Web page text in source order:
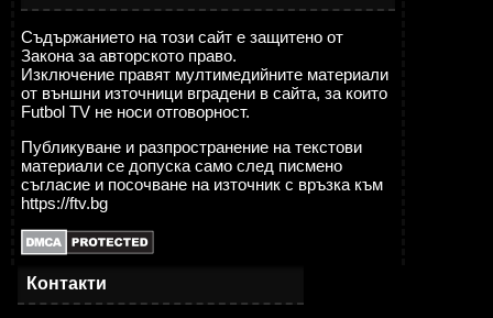
Съдържанието на този сайт е защитено от
Закона за авторското право.
Изключение правят мултимедийните материали
от външни източници вградени в сайта, за които
Futbol TV не носи отговорност.
Публикуване и разпространение на текстови
материали се допуска само след писмено
съгласие и посочване на източник с връзка към
https://ftv.bg
Контакти